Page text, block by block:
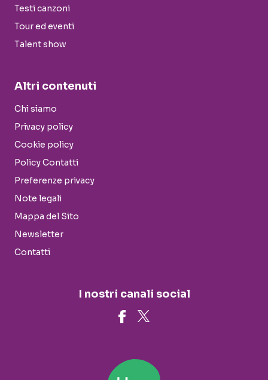
Testi canzoni
Tour ed eventi
Talent show
Altri contenuti
Chi siamo
Privacy policy
Cookie policy
Policy Contatti
Preferenze privacy
Note legali
Mappa del Sito
Newsletter
Contatti
I nostri canali social